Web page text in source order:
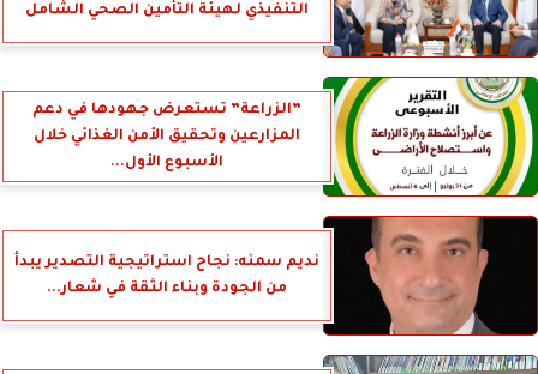
التنفيذي لهيئة التأمين الصحي الشامل
”الزراعة” تستعرض جهودها في دعم
المزارعين وتحقيق الأمن الغذائي خلال
الأسبوع الأول...
نديم سمنه: نجاح استراتيجية التصدير يبدأ
من الجودة وبناء الثقة في شعار...